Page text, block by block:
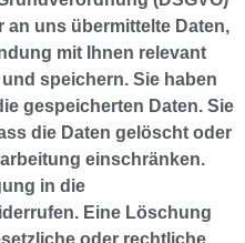
an uns übermittelte Daten,
mit Ihnen relevant
speichern. Sie haben
gespeicherten Daten. Sie
die Daten gelöscht oder
einschränken.
in die
Eine Löschung
oder rechtliche